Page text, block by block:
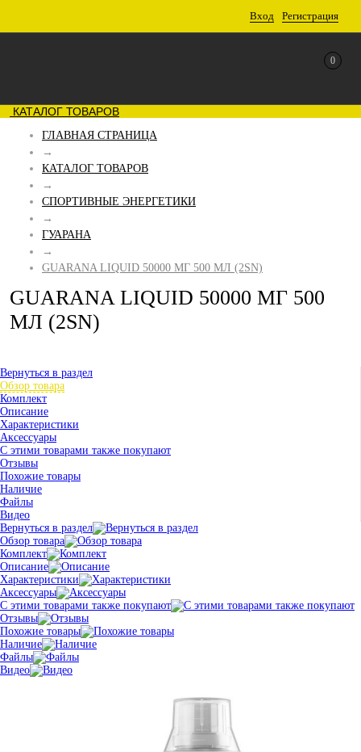
Вход Регистрация
0
КАТАЛОГ ТОВАРОВ
ГЛАВНАЯ СТРАНИЦА
→
КАТАЛОГ ТОВАРОВ
→
СПОРТИВНЫЕ ЭНЕРГЕТИКИ
→
ГУАРАНА
→
GUARANA LIQUID 50000 МГ 500 МЛ (2SN)
GUARANA LIQUID 50000 МГ 500
МЛ (2SN)
Вернуться в раздел
Обзор товара
Комплект
Описание
Характеристики
Аксессуары
С этими товарами также покупают
Отзывы
Похожие товары
Наличие
Файлы
Видео
Вернуться в раздел
Обзор товара
Комплект
Описание
Характеристики
Аксессуары
С этими товарами также покупают
Отзывы
Похожие товары
Наличие
Файлы
Видео